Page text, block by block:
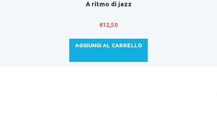
A ritmo di jazz
€12,50
AGGIUNGI AL CARRELLO